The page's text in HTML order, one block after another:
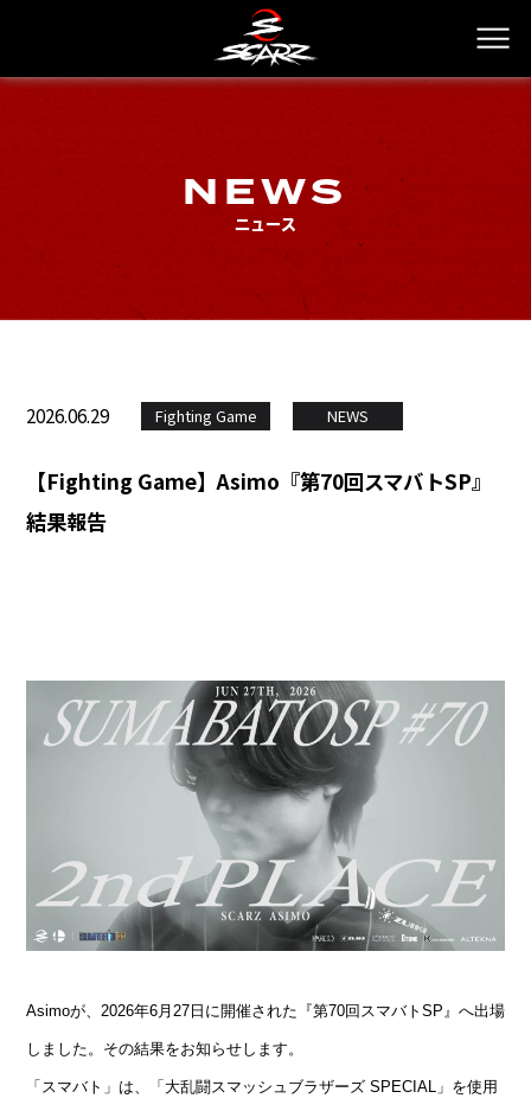
NEWS
ニュース
2026.06.29 Fighting Game NEWS
【Fighting Game】Asimo『第70回スマバトSP』
結果報告
Asimoが、2026年6月27日に開催された『第70回スマバトSP』へ出場
しました。その結果をお知らせします。
「スマバト」は、「大乱闘スマッシュブラザーズ SPECIAL」を使用